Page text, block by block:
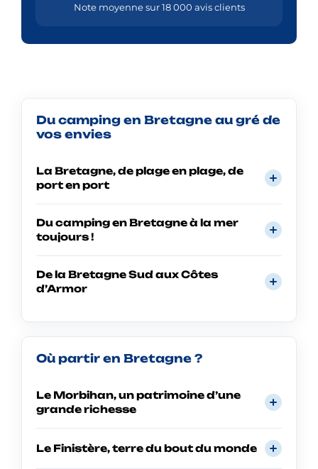
Note moyenne sur 18 000 avis clients
Du camping en Bretagne au gré de
vos envies
La Bretagne, de plage en plage, de
port en port
Du camping en Bretagne à la mer
toujours !
De la Bretagne Sud aux Côtes
d’Armor
Où partir en Bretagne ?
Le Morbihan, un patrimoine d’une
grande richesse
Le Finistère, terre du bout du monde